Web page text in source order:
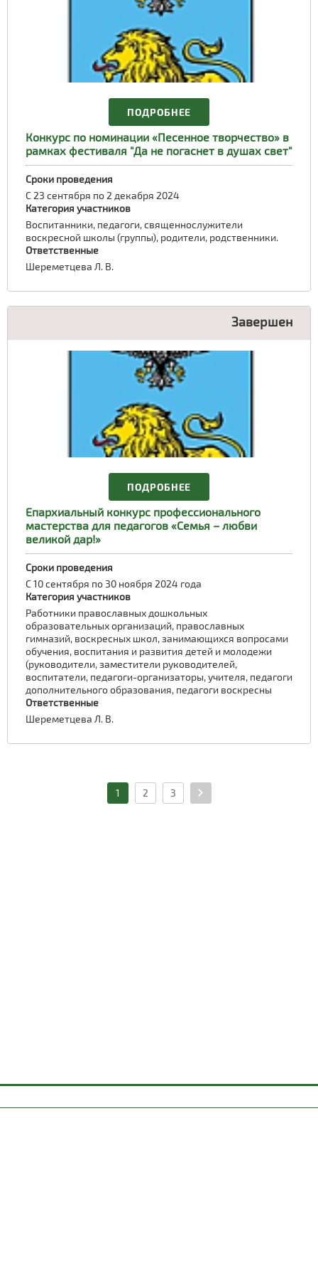
ПОДРОБНЕЕ
Конкурс по номинации «Песенное творчество» в
рамках фестиваля "Да не погаснет в душах свет"
Сроки проведения
С 23 сентября по 2 декабря 2024
Категория участников
Воспитанники, педагоги, священнослужители
воскресной школы (группы), родители, родственники.
Ответственные
Шереметцева Л. В.
Завершен
ПОДРОБНЕЕ
Епархиальный конкурс профессионального
мастерства для педагогов «Семья – любви
великой дар!»
Сроки проведения
С 10 сентября по 30 ноября 2024 года
Категория участников
Работники православных дошкольных
образовательных организаций, православных
гимназий, воскресных школ, занимающихся вопросами
обучения, воспитания и развития детей и молодежи
(руководители, заместители руководителей,
воспитатели, педагоги-организаторы, учителя, педагоги
дополнительного образования, педагоги воскресны
Ответственные
Шереметцева Л. В.
1 2 3